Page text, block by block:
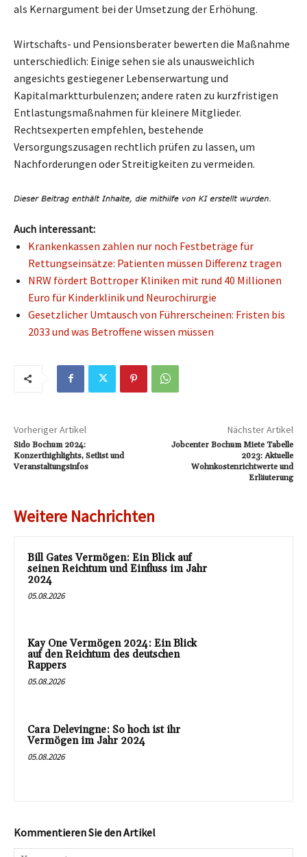
als Kernargument bei der Umsetzung der Erhöhung.
Wirtschafts- und Pensionsberater bewerten die Maßnahme
unterschiedlich: Einige sehen sie als unausweichlich
angesichts gestiegener Lebenserwartung und
Kapitalmarktturbulenzen; andere raten zu kurzfristigen
Entlastungsmaßnahmen für kleinere Mitglieder.
Rechtsexperten empfehlen, bestehende
Versorgungszusagen rechtlich prüfen zu lassen, um
Nachforderungen oder Streitigkeiten zu vermeiden.
Auch interessant:
Krankenkassen zahlen nur noch Festbeträge für
Rettungseinsätze: Patienten müssen Differenz tragen
NRW fördert Bottroper Kliniken mit rund 40 Millionen
Euro für Kinderklinik und Neurochirurgie
Gesetzlicher Umtausch von Führerscheinen: Fristen bis
2033 und was Betroffene wissen müssen
Vorheriger Artikel
Sido Bochum 2024:
Konzerthighlights, Setlist und
Veranstaltungsinfos
Nächster Artikel
Jobcenter Bochum Miete Tabelle
2023: Aktuelle
Wohnkostenrichtwerte und
Erläuterung
Weitere Nachrichten
Bill Gates Vermögen: Ein Blick auf
seinen Reichtum und Einfluss im Jahr
2024
05.08.2026
Kay One Vermögen 2024: Ein Blick
auf den Reichtum des deutschen
Rappers
05.08.2026
Cara Delevingne: So hoch ist ihr
Vermögen im Jahr 2024
05.08.2026
Kommentieren Sie den Artikel